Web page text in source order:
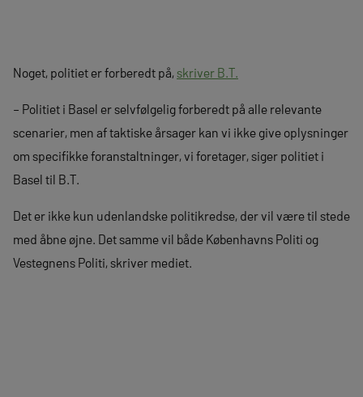
Noget, politiet er forberedt på, skriver B.T.
– Politiet i Basel er selvfølgelig forberedt på alle relevante
scenarier, men af taktiske årsager kan vi ikke give oplysninger
om specifikke foranstaltninger, vi foretager, siger politiet i
Basel til B.T.
Det er ikke kun udenlandske politikredse, der vil være til stede
med åbne øjne. Det samme vil både Københavns Politi og
Vestegnens Politi, skriver mediet.